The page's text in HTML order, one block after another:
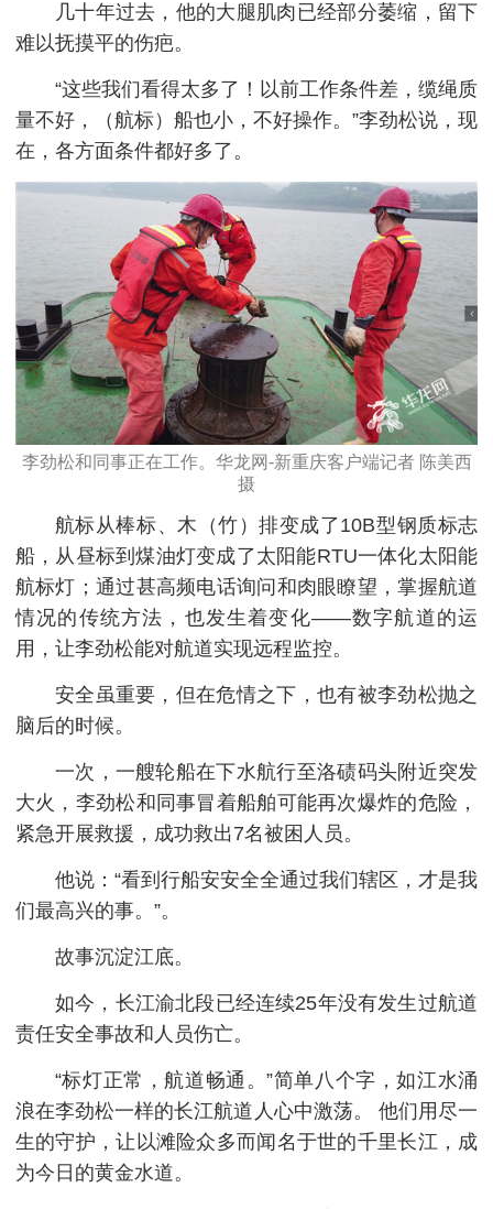
几十年过去，他的大腿肌肉已经部分萎缩，留下
难以抚摸平的伤疤。
“这些我们看得太多了！以前工作条件差，缆绳质
量不好，（航标）船也小，不好操作。”李劲松说，现
在，各方面条件都好多了。
李劲松和同事正在工作。华龙网-新重庆客户端记者 陈美西
摄
航标从棒标、木（竹）排变成了10B型钢质标志
船，从昼标到煤油灯变成了太阳能RTU一体化太阳能
航标灯；通过甚高频电话询问和肉眼瞭望，掌握航道
情况的传统方法，也发生着变化——数字航道的运
用，让李劲松能对航道实现远程监控。
安全虽重要，但在危情之下，也有被李劲松抛之
脑后的时候。
一次，一艘轮船在下水航行至洛碛码头附近突发
大火，李劲松和同事冒着船舶可能再次爆炸的危险，
紧急开展救援，成功救出7名被困人员。
他说：“看到行船安安全全通过我们辖区，才是我
们最高兴的事。”。
故事沉淀江底。
如今，长江渝北段已经连续25年没有发生过航道
责任安全事故和人员伤亡。
“标灯正常，航道畅通。”简单八个字，如江水涌
浪在李劲松一样的长江航道人心中激荡。 他们用尽一
生的守护，让以滩险众多而闻名于世的千里长江，成
为今日的黄金水道。